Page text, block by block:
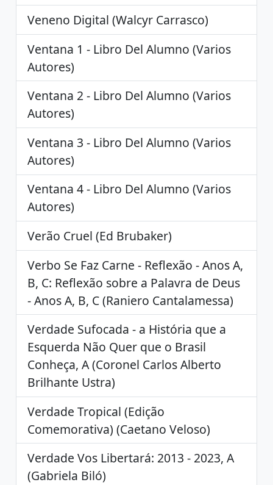
Veneno Digital (Walcyr Carrasco)
Ventana 1 - Libro Del Alumno (Varios
Autores)
Ventana 2 - Libro Del Alumno (Varios
Autores)
Ventana 3 - Libro Del Alumno (Varios
Autores)
Ventana 4 - Libro Del Alumno (Varios
Autores)
Verão Cruel (Ed Brubaker)
Verbo Se Faz Carne - Reflexão - Anos A,
B, C: Reflexão sobre a Palavra de Deus
- Anos A, B, C (Raniero Cantalamessa)
Verdade Sufocada - a História que a
Esquerda Não Quer que o Brasil
Conheça, A (Coronel Carlos Alberto
Brilhante Ustra)
Verdade Tropical (Edição
Comemorativa) (Caetano Veloso)
Verdade Vos Libertará: 2013 - 2023, A
(Gabriela Biló)